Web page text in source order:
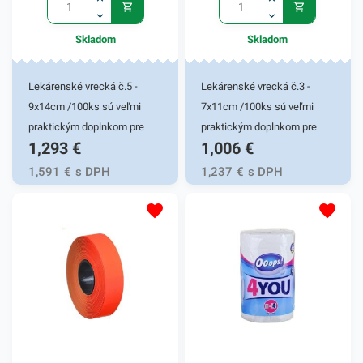
Skladom
Lekárenské vrecká č.5 -
9x14cm /100ks sú veľmi
praktickým doplnkom pre
balenie rôzneho
lekárenského a iného
sortimentu rozličného druhu.
Vrecká sú vhodné najmä na
ktoré je potrebné efektívne
uchovať. Využitie pre
lekárne, galantérie,
predavačov drobností na
1,293 €
1,591 € s DPH
Skladom
Lekárenské vrecká č.3 -
7x11cm /100ks sú veľmi
praktickým doplnkom pre
balenie rôzneho
lekárenského a iného
sortimentu rozličného druhu.
Vrecká sú vhodné najmä na
balenie liekov a predmetov,
ktoré je potrebné efektívne
uchovať. Využitie pre
lekárne, galantérie,
predavačov drobností na
1,006 €
1,237 € s DPH